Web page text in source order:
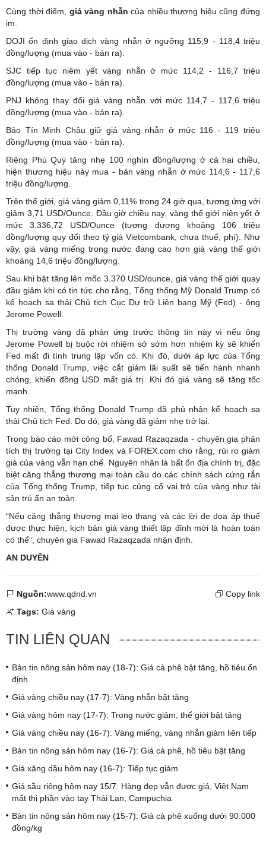
Cùng thời điểm, giá vàng nhẫn của nhiều thương hiệu cũng đứng
im.
DOJI ổn định giao dịch vàng nhẫn ở ngưỡng 115,9 - 118,4 triệu
đồng/lượng (mua vào - bán ra).
SJC tiếp tục niêm yết vàng nhẫn ở mức 114,2 - 116,7 triệu
đồng/lượng (mua vào - bán ra).
PNJ không thay đổi giá vàng nhẫn với mức 114,7 - 117,6 triệu
đồng/lượng (mua vào - bán ra).
Bảo Tín Minh Châu giữ giá vàng nhẫn ở mức 116 - 119 triệu
đồng/lượng (mua vào - bán ra).
Riêng Phú Quý tăng nhẹ 100 nghìn đồng/lượng ở cả hai chiều,
hiện thương hiệu này mua - bán vàng nhẫn ở mức 114,6 - 117,6
triệu đồng/lượng.
Trên thế giới, giá vàng giảm 0,11% trong 24 giờ qua, tương ứng với
giảm 3,71 USD/Ounce. Đầu giờ chiều nay, vàng thế giới niên yết ở
mức 3.336,72 USD/Ounce (tương đương khoảng 106 triệu
đồng/lượng quy đổi theo tỷ giá Vietcombank, chưa thuế, phí). Như
vậy, giá vàng miếng trong nước đang cao hơn giá vàng thế giới
khoảng 14,6 triệu đồng/lượng.
Sau khi bật tăng lên mốc 3.370 USD/ounce, giá vàng thế giới quay
đầu giảm khi có tin tức cho rằng, Tổng thống Mỹ Donald Trump có
kế hoạch sa thải Chủ tịch Cục Dự trữ Liên bang Mỹ (Fed) - ông
Jerome Powell.
Thị trường vàng đã phản ứng trước thông tin này vì nếu ông
Jerome Powell bị buộc rời nhiệm sở sớm hơn nhiệm kỳ sẽ khiến
Fed mất đi tính trung lập vốn có. Khi đó, dưới áp lực của Tổng
thống Donald Trump, việc cắt giảm lãi suất sẽ tiến hành nhanh
chóng, khiến đồng USD mất giá trị. Khi đó giá vàng sẽ tăng tốc
mạnh.
Tuy nhiên, Tổng thống Donald Trump đã phủ nhận kế hoạch sa
thải Chủ tịch Fed. Do đó, giá vàng đã giảm nhẹ trở lại.
Trong báo cáo mới công bố, Fawad Razaqzada - chuyên gia phân
tích thị trường tại City Index và FOREX.com cho rằng, rủi ro giảm
giá của vàng vẫn hạn chế. Nguyên nhân là bất ổn địa chính trị, đặc
biệt căng thẳng thương mại toàn cầu do các chính sách cứng rắn
của Tổng thống Trump, tiếp tục củng cố vai trò của vàng như tài
sản trú ẩn an toàn.
“Nếu căng thẳng thương mại leo thang và các lời đe dọa áp thuế
được thực hiện, kịch bản giá vàng thiết lập đỉnh mới là hoàn toàn
có thể”, chuyên gia Fawad Razaqzada nhận định.
AN DUYÊN
Nguồn:www.qdnd.vn
Copy link
Tags: Giá vàng
TIN LIÊN QUAN
Bản tin nông sản hôm nay (18-7): Giá cà phê bật tăng, hồ tiêu ổn
định
Giá vàng chiều nay (17-7): Vàng nhẫn bật tăng
Giá vàng hôm nay (17-7): Trong nước giảm, thế giới bật tăng
Giá vàng chiều nay (16-7): Vàng miếng, vàng nhẫn giảm liên tiếp
Bản tin nông sản hôm nay (16-7): Giá cà phê, hồ tiêu bật tăng
Giá xăng dầu hôm nay (16-7): Tiếp tục giảm
Giá sầu riêng hôm nay 15/7: Hàng đẹp vẫn được giá, Việt Nam
mất thị phần vào tay Thái Lan, Campuchia
Bản tin nông sản hôm nay (15-7): Giá cà phê xuống dưới 90.000
đồng/kg